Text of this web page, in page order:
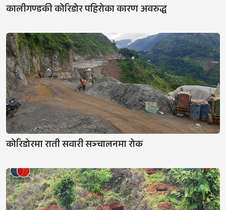
कालीगण्डकी कोरिडोर पहिरोका कारण अवरुद्ध
कोरिडोरमा राती सवारी सञ्चालनमा रोक